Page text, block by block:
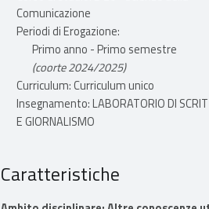
Comunicazione
Periodi di Erogazione:
Primo anno - Primo semestre
(coorte 2024/2025)
Curriculum: Curriculum unico
Insegnamento: LABORATORIO DI
E GIORNALISMO
Caratteristiche